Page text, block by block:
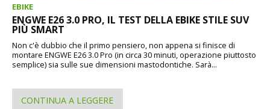
EBIKE
ENGWE E26 3.0 PRO, IL TEST DELLA EBIKE STILE SUV
PIÙ SMART
Non c'è dubbio che il primo pensiero, non appena si finisce di
montare ENGWE E26 3.0 Pro (in circa 30 minuti, operazione piuttosto
semplice) sia sulle sue dimensioni mastodontiche. Sarà...
CONTINUA A LEGGERE